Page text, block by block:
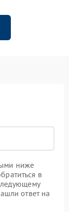
ниже
в
ответ на